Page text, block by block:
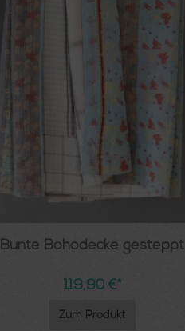
Bunte Bohodecke gesteppt
119,90 €*
Zum Produkt